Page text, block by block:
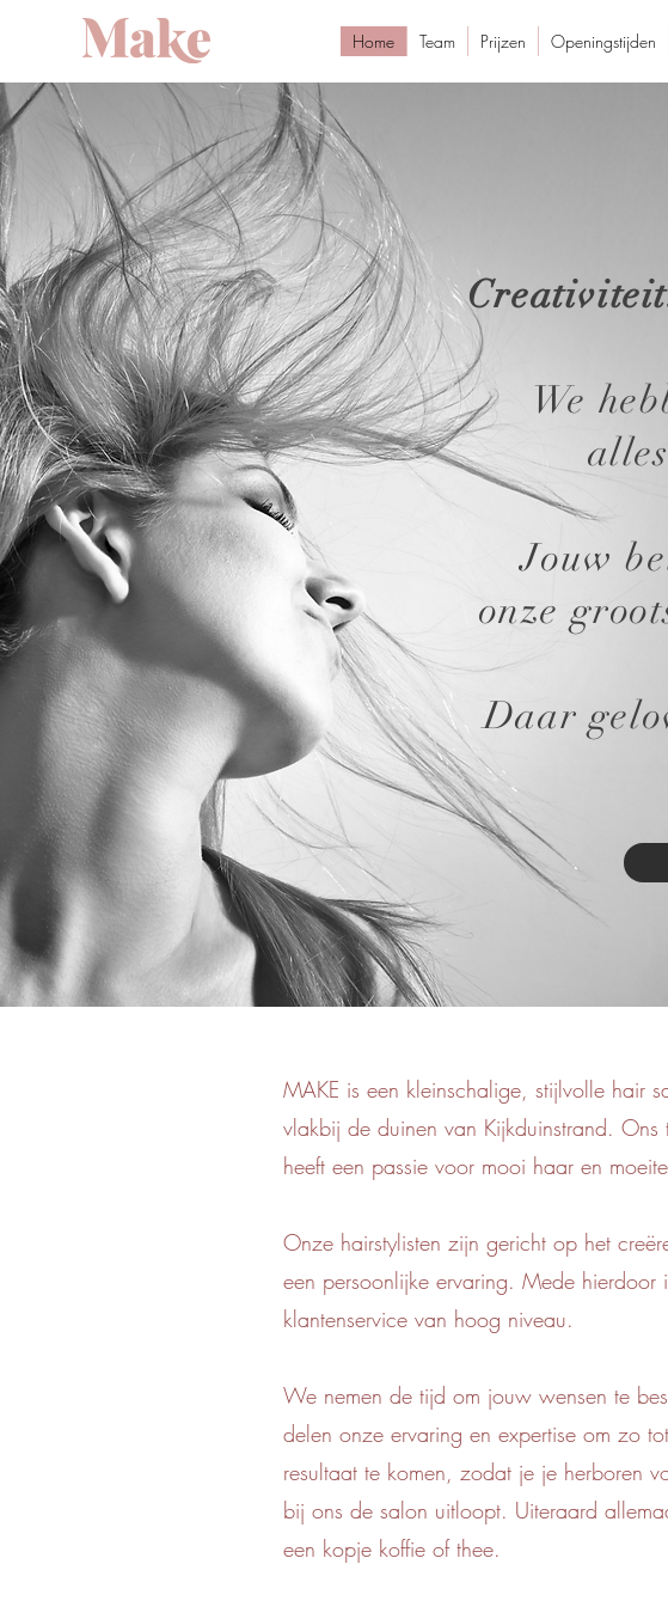
Home Team Prijzen Openingstijden
We
Jouw
onze
Daar
MAKE is een kleinschalige, stijlvolle hair
vlakbij de duinen van Kijkduinstrand. Ons
heeft een passie voor mooi haar en
Onze hairstylisten zijn gericht op het
een persoonlijke ervaring. Mede hierdoor
klantenservice van hoog niveau.
We nemen de tijd om jouw wensen te
delen onze ervaring en expertise om zo
resultaat te komen, zodat je je herboren
bij ons de salon uitloopt. Uiteraard
een kopje koffie of thee.